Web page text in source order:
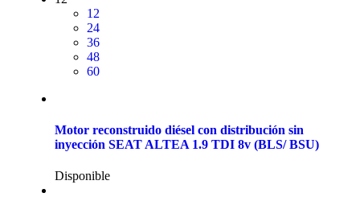
12
24
36
48
60
Motor reconstruido diésel con distribución sin
inyección SEAT ALTEA 1.9 TDI 8v (BLS/ BSU)
Disponible